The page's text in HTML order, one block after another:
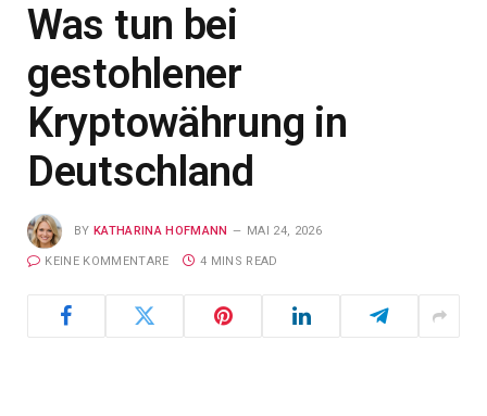
Was tun bei
gestohlener
Kryptowährung in
Deutschland
BY KATHARINA HOFMANN MAI 24, 2026
KEINE KOMMENTARE 4 MINS READ